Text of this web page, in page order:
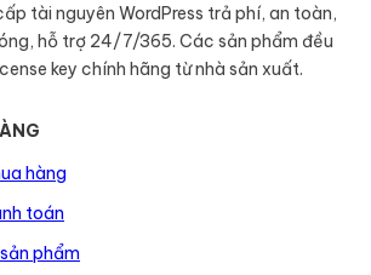
tài nguyên WordPress trả phí, an toàn,
hỗ trợ 24/7/365. Các sản phẩm đều
key chính hãng từ nhà sản xuất.
hàng
toán
phẩm